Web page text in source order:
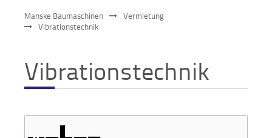
Kommunaltechnik
Sonstiges
Manske Baumaschinen
Vermietung
Vibrationstechnik
Vibrationstechnik